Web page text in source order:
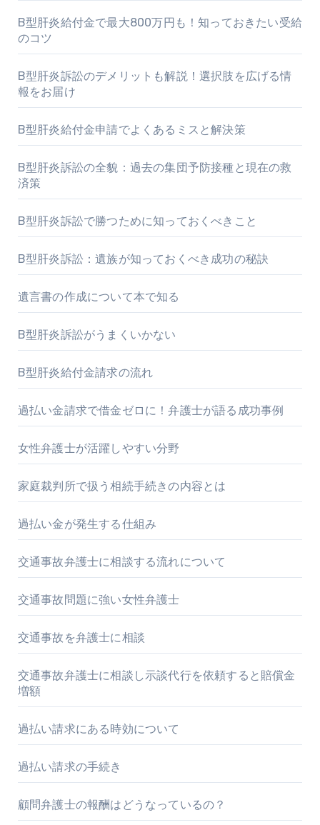
B型肝炎給付金で最大800万円も！知っておきたい受給
のコツ
B型肝炎訴訟のデメリットも解説！選択肢を広げる情
報をお届け
B型肝炎給付金申請でよくあるミスと解決策
B型肝炎訴訟の全貌：過去の集団予防接種と現在の救
済策
B型肝炎訴訟で勝つために知っておくべきこと
B型肝炎訴訟：遺族が知っておくべき成功の秘訣
遺言書の作成について本で知る
B型肝炎訴訟がうまくいかない
B型肝炎給付金請求の流れ
過払い金請求で借金ゼロに！弁護士が語る成功事例
女性弁護士が活躍しやすい分野
家庭裁判所で扱う相続手続きの内容とは
過払い金が発生する仕組み
交通事故弁護士に相談する流れについて
交通事故問題に強い女性弁護士
交通事故を弁護士に相談
交通事故弁護士に相談し示談代行を依頼すると賠償金
増額
過払い請求にある時効について
過払い請求の手続き
顧問弁護士の報酬はどうなっているの？